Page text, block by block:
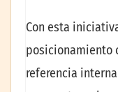
Con esta
posicionamiento
referencia